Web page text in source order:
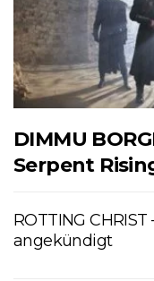
DIMMU
Serpent
ROTTING
angekündigt